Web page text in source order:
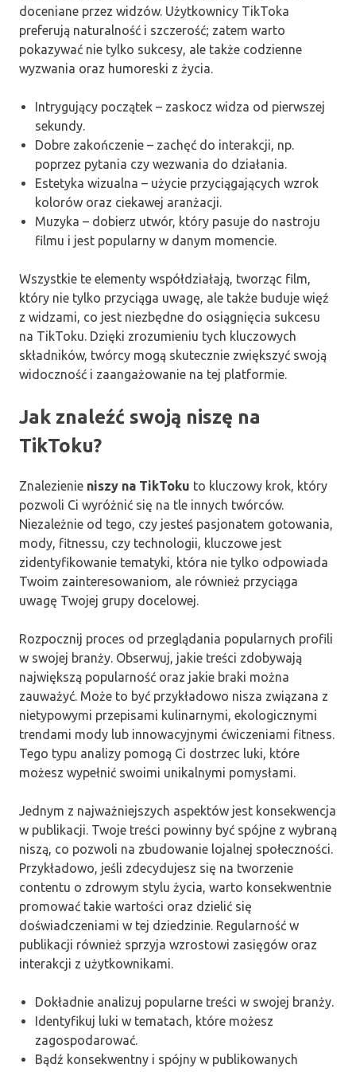
doceniane przez widzów. Użytkownicy TikToka
preferują naturalność i szczerość; zatem warto
pokazywać nie tylko sukcesy, ale także codzienne
wyzwania oraz humoreski z życia.
Intrygujący początek – zaskocz widza od pierwszej
sekundy.
Dobre zakończenie – zachęć do interakcji, np.
poprzez pytania czy wezwania do działania.
Estetyka wizualna – użycie przyciągających wzrok
kolorów oraz ciekawej aranżacji.
Muzyka – dobierz utwór, który pasuje do nastroju
filmu i jest popularny w danym momencie.
Wszystkie te elementy współdziałają, tworząc film,
który nie tylko przyciąga uwagę, ale także buduje więź
z widzami, co jest niezbędne do osiągnięcia sukcesu
na TikToku. Dzięki zrozumieniu tych kluczowych
składników, twórcy mogą skutecznie zwiększyć swoją
widoczność i zaangażowanie na tej platformie.
Jak znaleźć swoją niszę na
TikToku?
Znalezienie niszy na TikToku to kluczowy krok, który
pozwoli Ci wyróżnić się na tle innych twórców.
Niezależnie od tego, czy jesteś pasjonatem gotowania,
mody, fitnessu, czy technologii, kluczowe jest
zidentyfikowanie tematyki, która nie tylko odpowiada
Twoim zainteresowaniom, ale również przyciąga
uwagę Twojej grupy docelowej.
Rozpocznij proces od przeglądania popularnych profili
w swojej branży. Obserwuj, jakie treści zdobywają
największą popularność oraz jakie braki można
zauważyć. Może to być przykładowo nisza związana z
nietypowymi przepisami kulinarnymi, ekologicznymi
trendami mody lub innowacyjnymi ćwiczeniami fitness.
Tego typu analizy pomogą Ci dostrzec luki, które
możesz wypełnić swoimi unikalnymi pomysłami.
Jednym z najważniejszych aspektów jest konsekwencja
w publikacji. Twoje treści powinny być spójne z wybraną
niszą, co pozwoli na zbudowanie lojalnej społeczności.
Przykładowo, jeśli zdecydujesz się na tworzenie
contentu o zdrowym stylu życia, warto konsekwentnie
promować takie wartości oraz dzielić się
doświadczeniami w tej dziedzinie. Regularność w
publikacji również sprzyja wzrostowi zasięgów oraz
interakcji z użytkownikami.
Dokładnie analizuj popularne treści w swojej branży.
Identyfikuj luki w tematach, które możesz
zagospodarować.
Bądź konsekwentny i spójny w publikowanych